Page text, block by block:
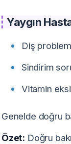
Yaygın
Diş
Sindirim
Vitamin
Genelde doğru
Özet: Doğru